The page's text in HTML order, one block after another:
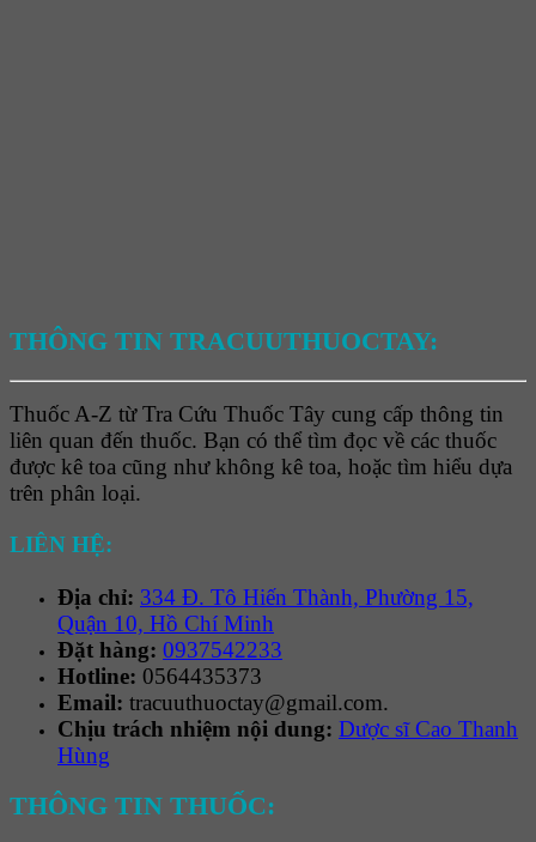
THÔNG TIN TRACUUTHUOCTAY:
Thuốc A-Z từ Tra Cứu Thuốc Tây cung cấp thông tin
liên quan đến thuốc. Bạn có thể tìm đọc về các thuốc
được kê toa cũng như không kê toa, hoặc tìm hiểu dựa
trên phân loại.
LIÊN HỆ:
Địa chỉ: 334 Đ. Tô Hiến Thành, Phường 15,
Quận 10, Hồ Chí Minh
Đặt hàng: 0937542233
Hotline: 0564435373
Email: tracuuthuoctay@gmail.com.
Chịu trách nhiệm nội dung: Dược sĩ Cao Thanh
Hùng
THÔNG TIN THUỐC: